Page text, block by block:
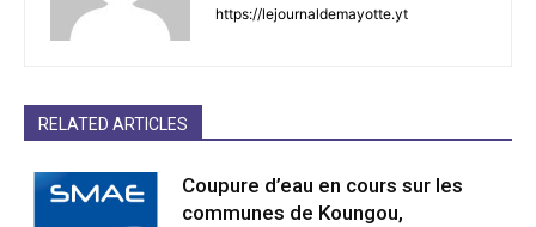
https://lejournaldemayotte.yt
RELATED ARTICLES
Coupure d’eau en cours sur les
communes de Koungou,